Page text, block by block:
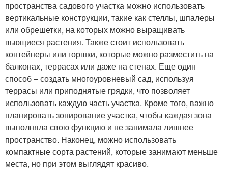
пространства садового участка можно использовать
вертикальные конструкции, такие как стеллы, шпалеры
или обрешетки, на которых можно выращивать
вьющиеся растения. Также стоит использовать
контейнеры или горшки, которые можно разместить на
балконах, террасах или даже на стенах. Еще один
способ – создать многоуровневый сад, используя
террасы или приподнятые грядки, что позволяет
использовать каждую часть участка. Кроме того, важно
планировать зонирование участка, чтобы каждая зона
выполняла свою функцию и не занимала лишнее
пространство. Наконец, можно использовать
компактные сорта растений, которые занимают меньше
места, но при этом выглядят красиво.